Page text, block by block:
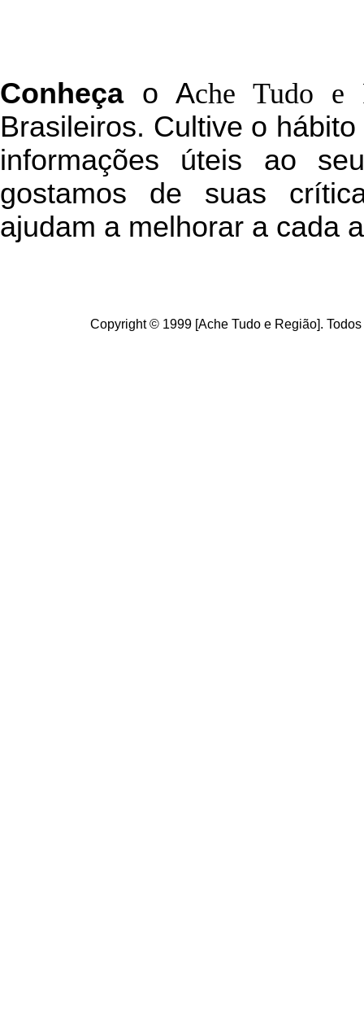
Conheçao Ache Tudo e
Brasileiros. Cultive o
informações úteis ao
gostamos de suas
ajudam a melhorar a cada
Copyright © 1999 [Ache Tudo e Região].